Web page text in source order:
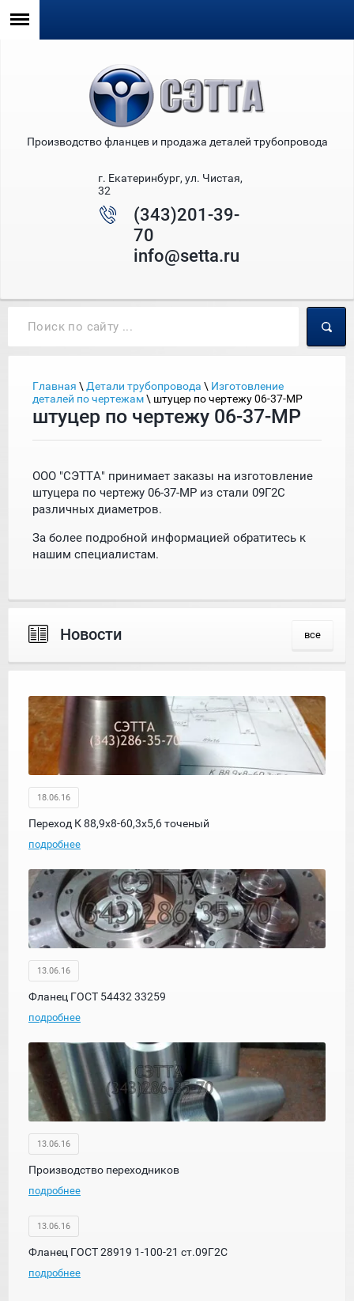
Производство фланцев и продажа деталей трубопровода
г. Екатеринбург, ул. Чистая,
32
(343)201-39-
70
info@setta.ru
Главная \ Детали трубопровода \ Изготовление
деталей по чертежам\ штуцер по чертежу 06-37-МР
штуцер по чертежу 06-37-МР
ООО "СЭТТА" принимает заказы на изготовление
штуцера по чертежу 06-37-МР из стали 09Г2С
различных диаметров.
За более подробной информацией обратитесь к
нашим специалистам.
Новости все
18.06.16
Переход К 88,9х8-60,3х5,6 точеный
подробнее
13.06.16
Фланец ГОСТ 54432 33259
подробнее
13.06.16
Производство переходников
подробнее
13.06.16
Фланец ГОСТ 28919 1-100-21 ст.09Г2С
подробнее